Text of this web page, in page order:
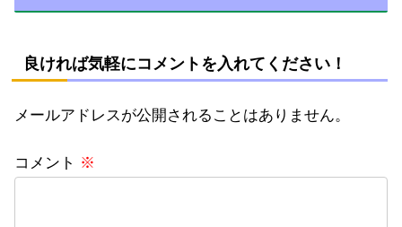
良ければ気軽にコメントを入れてください！
メールアドレスが公開されることはありません。
コメント ※